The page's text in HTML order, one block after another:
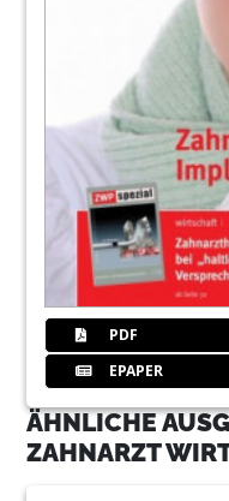
PDF
EPAPER
ÄHNLICHE
ZAHNARZT